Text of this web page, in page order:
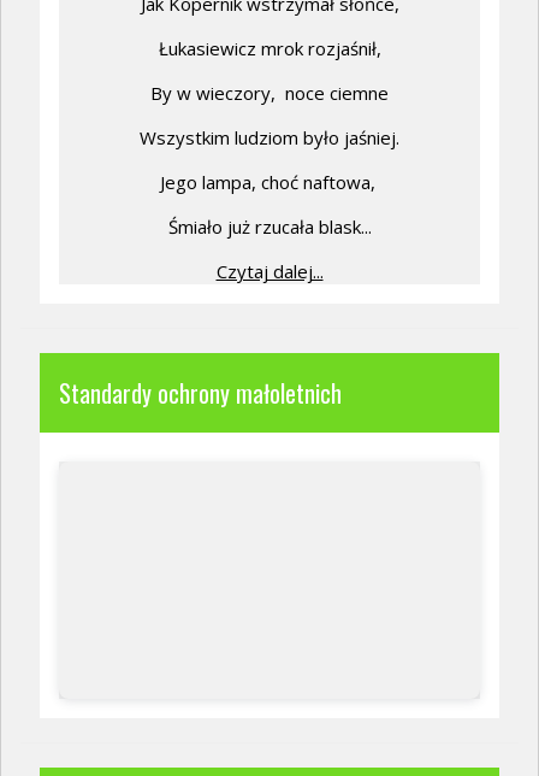
Łukasiewicz mrok rozjaśnił,
By w wieczory, noce ciemne
Wszystkim ludziom było jaśniej.
Jego lampa, choć naftowa,
Śmiało już rzucała blask...
Czytaj dalej...
Standardy ochrony małoletnich